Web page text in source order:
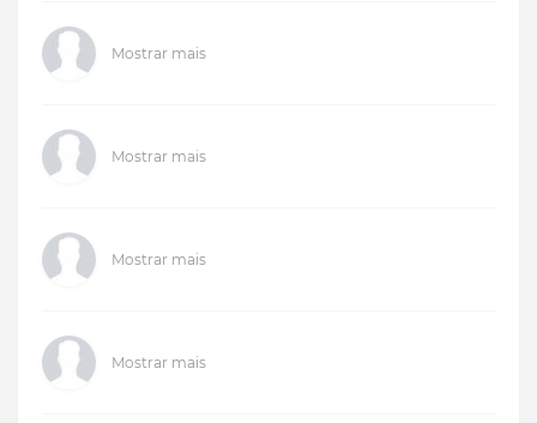
Mostrar mais
Mostrar mais
Mostrar mais
Mostrar mais